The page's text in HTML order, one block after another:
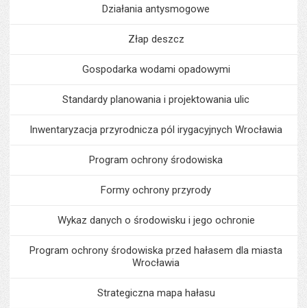
Działania antysmogowe
Złap deszcz
Gospodarka wodami opadowymi
Standardy planowania i projektowania ulic
Inwentaryzacja przyrodnicza pól irygacyjnych Wrocławia
Program ochrony środowiska
Formy ochrony przyrody
Wykaz danych o środowisku i jego ochronie
Program ochrony środowiska przed hałasem dla miasta
Wrocławia
Strategiczna mapa hałasu